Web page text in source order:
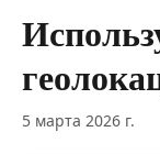
5 марта 2026 г.